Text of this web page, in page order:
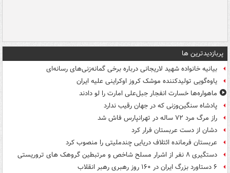
پربازدیدترین ها
بیانیه خانواده شهید لاریجانی درباره برخی گمانه‌زنی‌های رسانه‌ای
یاوه‌گویی تولیدکننده موشک کروز اوکراینی علیه ایران
ماهواره‌ها خسارت انفجار جبل‌علی امارت را لو دادند
پادشاه سنگین‌وزنی که در جهان رقیب ندارد
راز مرگ مرد ۷۲ ساله در تهرانپارس فاش شد
دشان از دست عربستان فرار کرد
عربستان فرمانده ائتلاف دریایی چندملیتی را منصوب کرد
دستگیری ۸ نفر از اشرار مسلح شاخص و مرتبطین گروهک های تروریستی
۶ دستاورد بزرگ ایران در ۱۶۰ روز رهبری رهبر انقلاب